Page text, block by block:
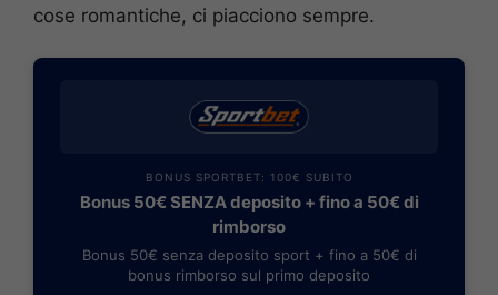
cose romantiche, ci piacciono sempre.
BONUS SPORTBET: 100€ SUBITO
Bonus 50€ SENZA deposito + fino a 50€ di
rimborso
Bonus 50€ senza deposito sport + fino a 50€ di
bonus rimborso sul primo deposito